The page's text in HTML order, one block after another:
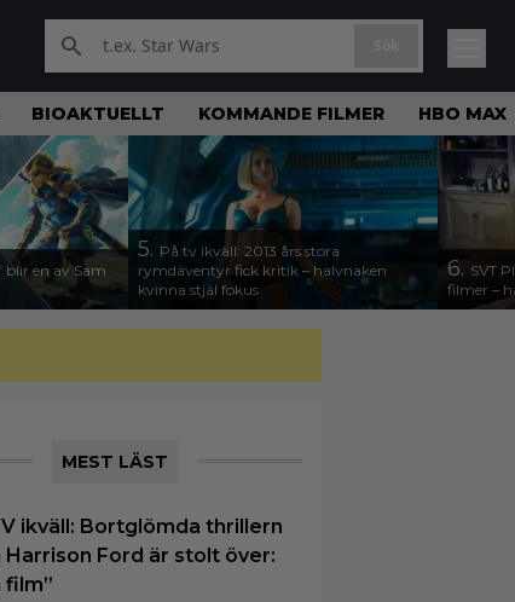
BIOAKTUELLT KOMMANDE FILMER HBO MAX
blir en av Sam
5. På tv ikväll: 2013 års stora
rymdäventyr fick kritik – halvnaken
kvinna stjäl fokus
6. SVT
filmer –
MEST LÄST
ikväll: Bortglömda thrillern
Harrison Ford är stolt över:
film”